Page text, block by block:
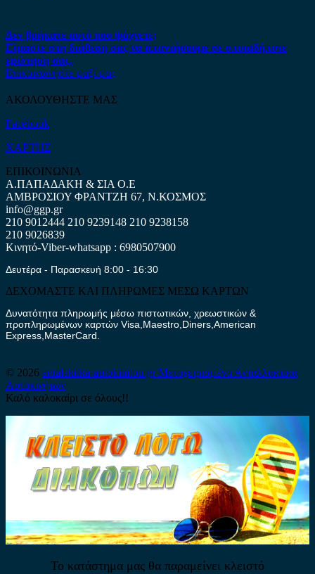
Δεν βρήκατε αυτό που ψάχνετε;
Είμαστε στη διάθεση σας να απαντήσουμε σε οποιαδήποτε
ερώτηση σας.
Επικοινωνήστε μαζί μας
ΑΚΟΛΟΥΘΗΣΤΕ ΜΑΣ
Facebook
ΧΑΡΤΗΣ
ΕΠΙΚΟΙΝΩΝΙΑ
Α.ΠΑΠΑΔΑΚΗ & ΣΙΑ Ο.Ε
ΑΜΒΡΟΣΙΟΥ ΦΡΑΝΤΖΗ 67, Ν.ΚΟΣΜΟΣ
info@ggp.gr
210 9012444 210 9239148 210 9238158
210 9026839
Κινητό-Viber-whatsapp : 6980507900
Δευτέρα - Παρασκευή 8:00 - 16:30
ΔΕΧΟΜΑΣΤΕ ΚΑΙ ΠΛΗΡΩΜΕΣ ΜΕΣΩ ΚΑΡΤΩΝ
Δυνατότητα πληρωμής μέσω πιστωτικών, χρεωστικών &
προπληρωμένων καρτών Visa,Maestro,Diners,American
Express,MasterCard.
© 2026 antalaktika-autokinitou.grΜεταχειρισμένα Ανταλλακτικά
Αυτοκινήτων
Καλό καλοκαίρι σε όλους!!
Το κατάστημα μας θα παραμείνει κλειστό